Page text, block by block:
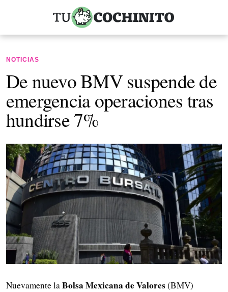
NOTICIAS
De nuevo BMV suspende de
emergencia operaciones tras
hundirse 7%
Nuevamente laBolsa Mexicana de Valores(BMV)